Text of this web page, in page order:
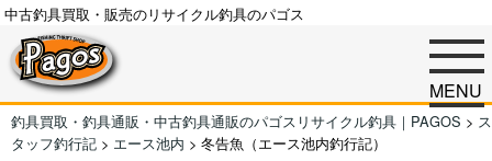
中古釣具買取・販売のリサイクル釣具のパゴス
MENU
釣具買取・釣具通販・中古釣具通販のパゴスリサイクル釣具｜PAGOS > ス
タッフ釣行記 > エース池内 > 冬告魚（エース池内釣行記）